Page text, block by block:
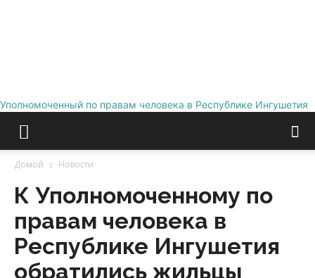
Уполномоченный по правам человека в Республике Ингушетия
Домой Новости
К Уполномоченному по
правам человека в
Республике Ингушетия
обратились жильцы